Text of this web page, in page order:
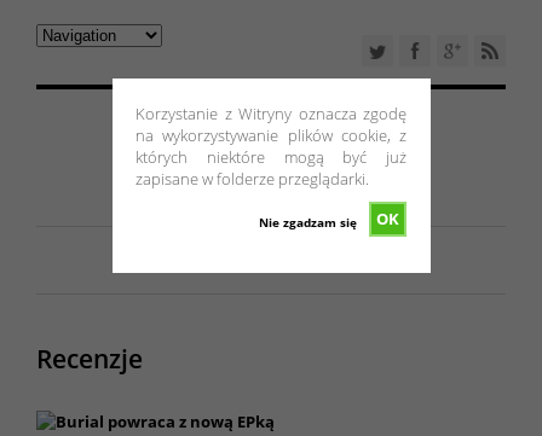
Korzystanie z Witryny oznacza zgodę
na wykorzystywanie plików cookie, z
których niektóre mogą być już
zapisane w folderze przeglądarki.
OK
Nie zgadzam się
Recenzje